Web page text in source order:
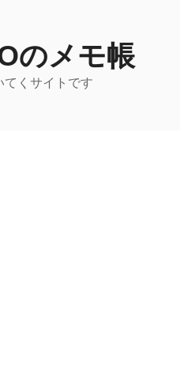
のメモ帳
てくサイトです